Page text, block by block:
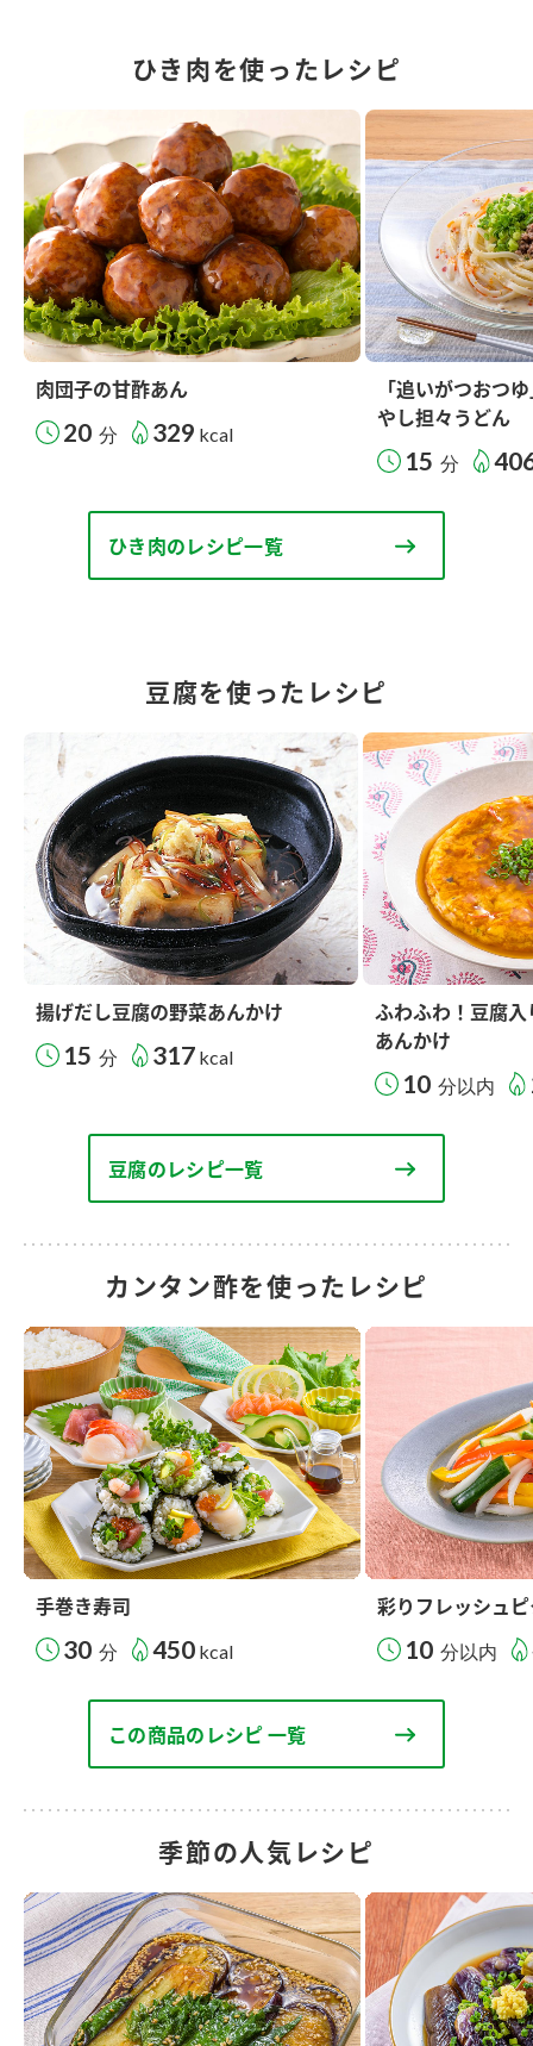
ひき肉を使ったレシピ
肉団子の甘酢あん
20 分 329 kcal
「追いがつおつ
やし担々うどん
15 分
ひき肉のレシピ一覧
豆腐を使ったレシピ
揚げだし豆腐の野菜あんかけ
15 分 317 kcal
ふわふわ！豆腐
あんかけ
10 分以内
豆腐のレシピ一覧
カンタン酢を使ったレシピ
手巻き寿司
30 分 450 kcal
彩りフレッシュ
10 分以内
この商品のレシピ 一覧
季節の人気レシピ